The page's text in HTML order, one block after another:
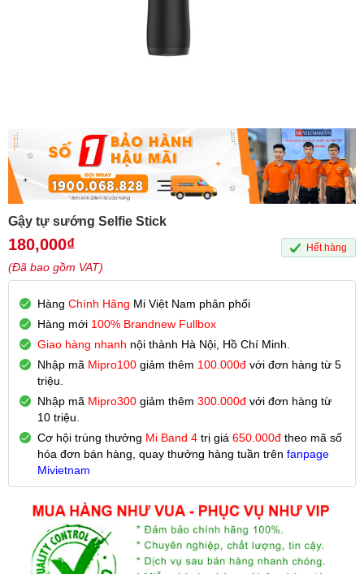
Gậy tự sướng Selfie Stick
180,000₫
(Đã bao gồm VAT)
Hết hàng
Hàng Chính Hãng Mi Việt Nam phân phối
Hàng mới 100% Brandnew Fullbox
Giao hàng nhanh nội thành Hà Nội, Hồ Chí Minh.
Nhập mã Mipro100 giảm thêm 100.000đ với đơn hàng từ 5
triệu.
Nhập mã Mipro300 giảm thêm 300.000đ với đơn hàng từ
10 triệu.
Cơ hội trúng thưởng Mi Band 4 trị giá 650.000đ theo mã số
hóa đơn bán hàng, quay thưởng hàng tuần trên fanpage
Mivietnam